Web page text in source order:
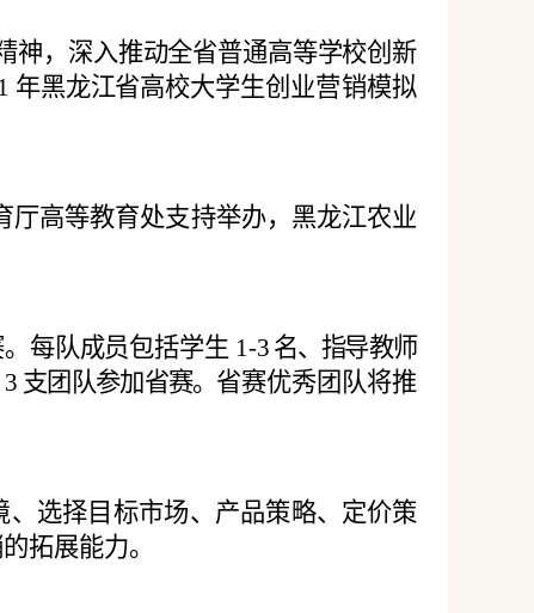
神，深入推动全省普通高等学校创新
年黑龙江省高校大学生创业营销模拟
厅高等教育处支持举办，黑龙江农业
每队成员包括学生 1-3 名、指导教师
3 支团队参加省赛。省赛优秀团队将推
选择目标市场、产品策略、定价策
拓展能力。